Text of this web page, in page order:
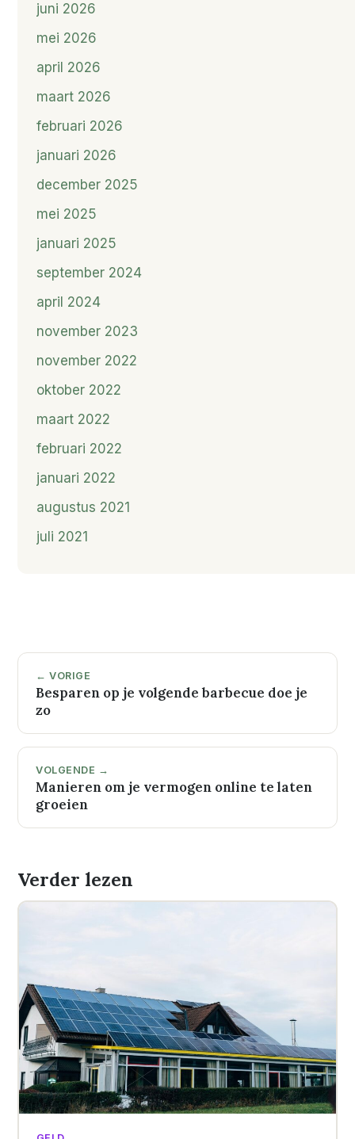
juni 2026
mei 2026
april 2026
maart 2026
februari 2026
januari 2026
december 2025
mei 2025
januari 2025
september 2024
april 2024
november 2023
november 2022
oktober 2022
maart 2022
februari 2022
januari 2022
augustus 2021
juli 2021
← VORIGE
Besparen op je volgende barbecue doe je
zo
VOLGENDE →
Manieren om je vermogen online te laten
groeien
Verder lezen